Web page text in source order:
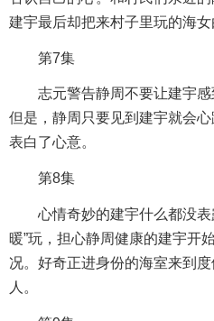
建宇最后却把来村子里玩的海女
第7集
志元警告静周不要让建宇感
但是，静周只要见到建宇就会
表白了心意。
第8集
心情奇妙的建宇什么都没表
暖”玩，担心静周健康的建宇开
况。好奇正进身份的海室来到度
人。